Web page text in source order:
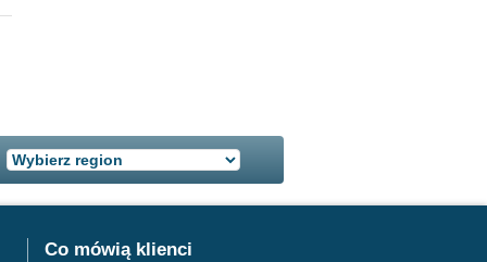
Co mówią klienci